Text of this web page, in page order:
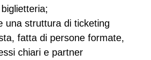
una struttura di ticketing
fatta di persone formate,
chiari e partner